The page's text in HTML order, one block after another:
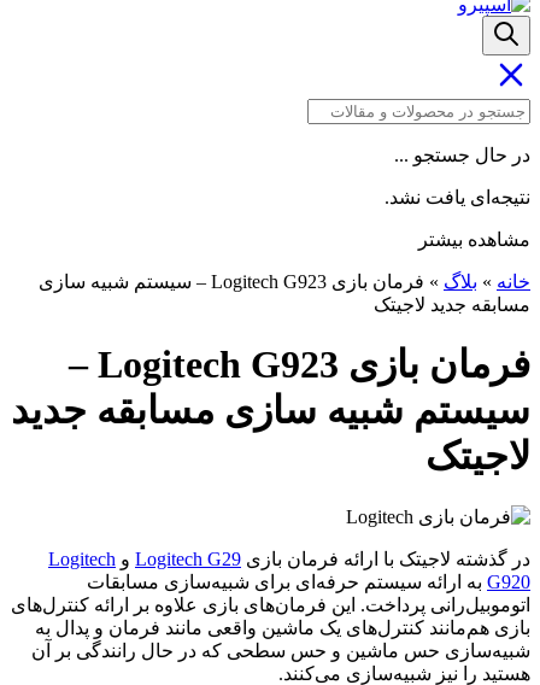
در حال جستجو ...
نتیجه‌ای یافت نشد.
مشاهده بیشتر
خانه » بلاگ »
فرمان بازی Logitech G923 – سیستم شبیه سازی
مسابقه جدید لاجیتک
فرمان بازی Logitech G923 –
سیستم شبیه سازی مسابقه جدید
لاجیتک
در گذشته لاجیتک با ارائه فرمان بازی Logitech G29 و Logitech
G920 به ارائه سیستم حرفه‌ای برای شبیه‌سازی مسابقات
اتوموبیل‌رانی پرداخت. این فرمان‌های بازی علاوه بر ارائه کنترل‌های
بازی هم‌مانند کنترل‌های یک ماشین واقعی مانند فرمان و پدال‌ به
شبیه‌سازی حس ماشین و حس سطحی که در حال رانندگی بر آن
هستید را نیز شبیه‌سازی می‌کنند.